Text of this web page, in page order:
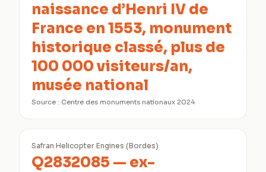
naissance d’Henri IV de
France en 1553, monument
historique classé, plus de
100 000 visiteurs/an,
musée national
Source : Centre des monuments nationaux 2024
Safran Helicopter Engines (Bordes)
Q2832085 — ex-